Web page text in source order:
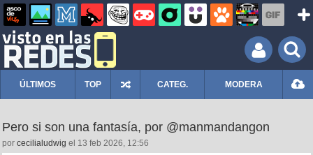
ÚLTIMOS TOP CATEG. MODERA
Pero si son una fantasía, por @manmandangon
por cecilialudwig el 13 feb 2026, 12:56